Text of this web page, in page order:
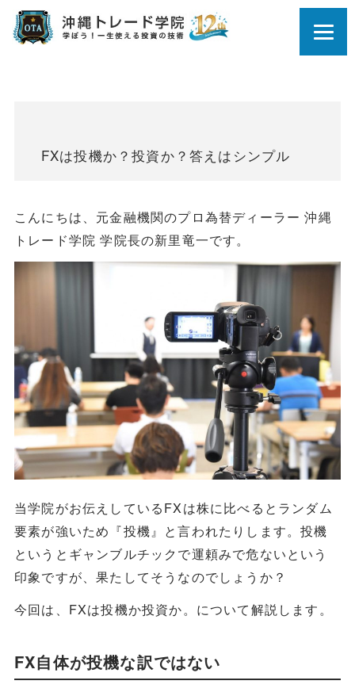
FXは投機か？投資か？答えはシンプル
こんにちは、元金融機関のプロ為替ディーラー 沖縄
トレード学院 学院長の新里竜一です。
当学院がお伝えしているFXは株に比べるとランダム
要素が強いため『投機』と言われたりします。投機
というとギャンブルチックで運頼みで危ないという
印象ですが、果たしてそうなのでしょうか？
今回は、FXは投機か投資か。について解説します。
FX自体が投機な訳ではない